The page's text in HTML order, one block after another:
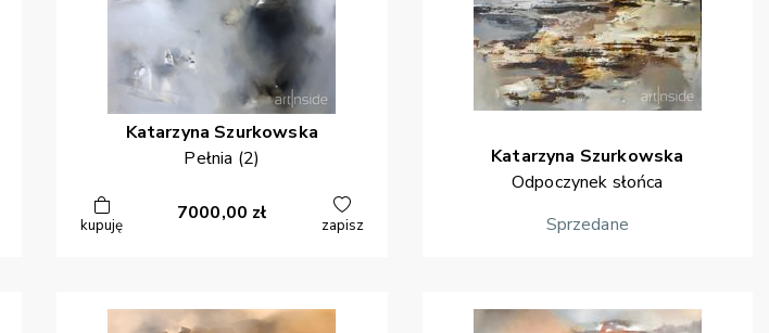
Katarzyna Szurkowska
Pełnia (2)
kupuję
7000,00 zł
zapisz
Katarzyna Szurkowska
Odpoczynek słońca
Sprzedane